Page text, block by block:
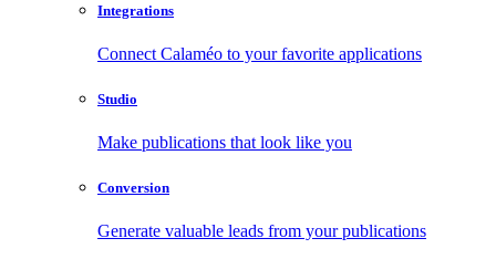
Integrations
Connect Calaméo to your favorite applications
Studio
Make publications that look like you
Conversion
Generate valuable leads from your publications